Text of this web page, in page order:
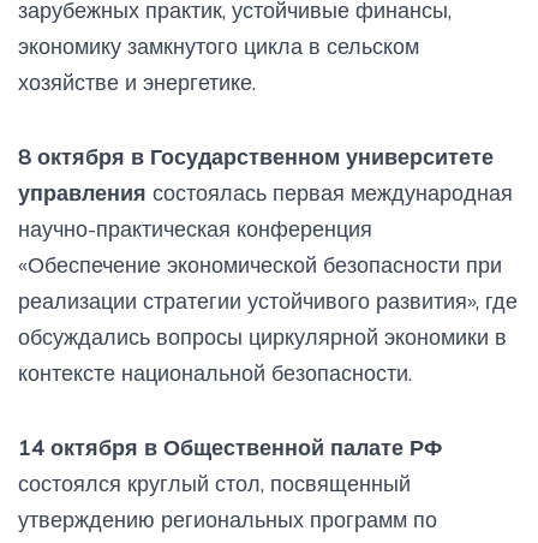
зарубежных практик, устойчивые финансы,
экономику замкнутого цикла в сельском
хозяйстве и энергетике.
8 октября в Государственном университете
управления состоялась первая международная
научно-практическая конференция
«Обеспечение экономической безопасности при
реализации стратегии устойчивого развития», где
обсуждались вопросы циркулярной экономики в
контексте национальной безопасности.
14 октября в Общественной палате РФ
состоялся круглый стол, посвященный
утверждению региональных программ по